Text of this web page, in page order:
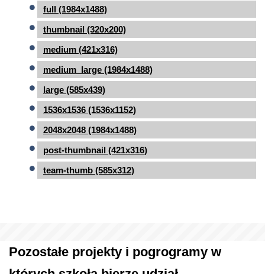
full (1984x1488)
thumbnail (320x200)
medium (421x316)
medium_large (1984x1488)
large (585x439)
1536x1536 (1536x1152)
2048x2048 (1984x1488)
post-thumbnail (421x316)
team-thumb (585x312)
Pozostałe projekty i pogrogramy w